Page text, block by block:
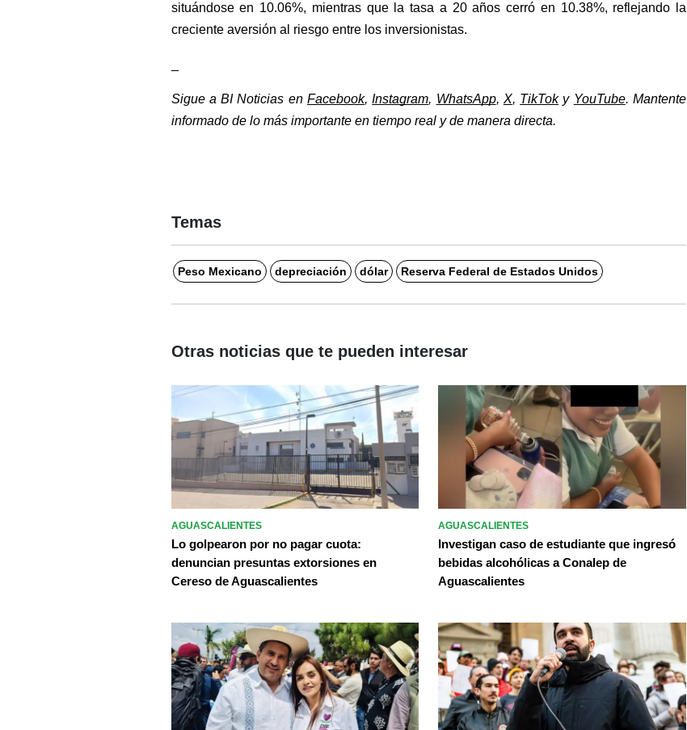
situándose en 10.06%, mientras que la tasa a 20 años cerró en 10.38%, reflejando la
creciente aversión al riesgo entre los inversionistas.
Sigue a BI Noticias en Facebook, Instagram, WhatsApp, X, TikTok y YouTube. Mantente
informado de lo más importante en tiempo real y de manera directa.
Temas
Peso Mexicano depreciación dólar Reserva Federal de Estados Unidos
Otras noticias que te pueden interesar
AGUASCALIENTES
Lo golpearon por no pagar cuota:
denuncian presuntas extorsiones en
Cereso de Aguascalientes
AGUASCALIENTES
Investigan caso de estudiante que ingresó
bebidas alcohólicas a Conalep de
Aguascalientes